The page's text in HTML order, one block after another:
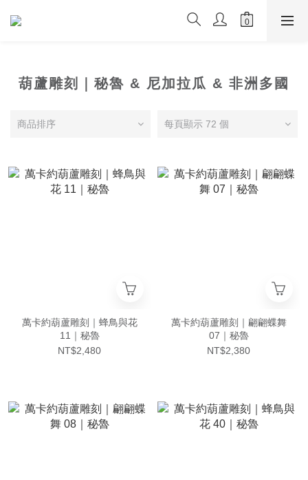
葫蘆雕刻｜秘魯 & 尼加拉瓜 & 非洲多國
商品排序 每頁顯示 72 個
萬卡約葫蘆雕刻｜蜂鳥與花
11｜秘魯
NT$2,480
萬卡約葫蘆雕刻｜翩翩蝶舞
07｜秘魯
NT$2,380